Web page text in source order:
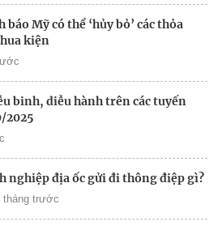
Mỹ có thể ‘hủy bỏ’ các thỏa
kiện
binh, diễu hành trên các tuyến
2025
nghiệp địa ốc gửi đi thông điệp gì?
tháng trước